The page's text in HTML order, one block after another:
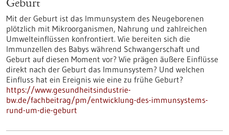
Geburt
Mit der Geburt ist das Immunsystem des Neugeborenen
plötzlich mit Mikroorganismen, Nahrung und zahlreichen
Umwelteinflüssen konfrontiert. Wie bereiten sich die
Immunzellen des Babys während Schwangerschaft und
Geburt auf diesen Moment vor? Wie prägen äußere Einflüsse
direkt nach der Geburt das Immunsystem? Und welchen
Einfluss hat ein Ereignis wie eine zu frühe Geburt?
https://www.gesundheitsindustrie-
bw.de/fachbeitrag/pm/entwicklung-des-immunsystems-
rund-um-die-geburt